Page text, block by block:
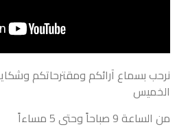
نرحب بسماع آرائكم ومقترحاتكم
الخميس
من الساعة 9 صباحاً وحتى 5 مساءاً